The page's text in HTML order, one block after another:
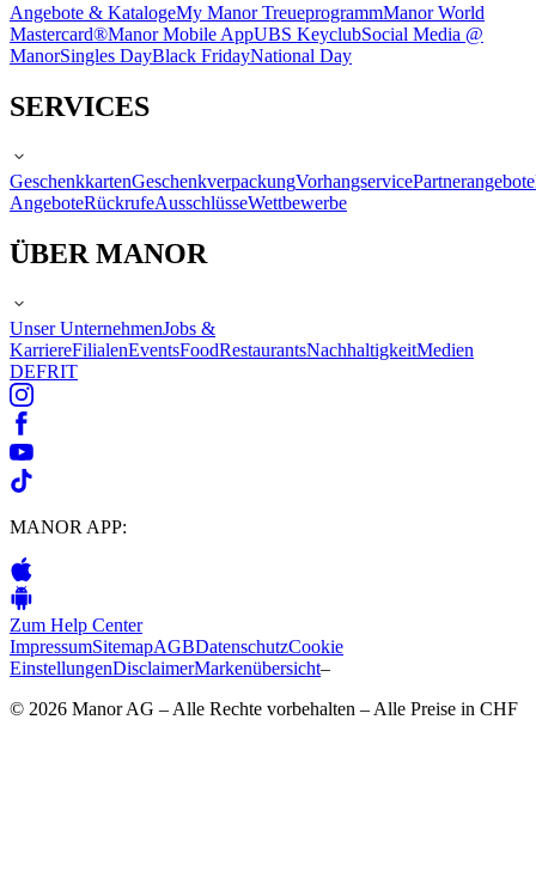
Angebote & KatalogeMy Manor TreueprogrammManor World
Mastercard®Manor Mobile AppUBS KeyclubSocial Media @
ManorSingles DayBlack FridayNational Day
SERVICES
GeschenkkartenGeschenkverpackungVorhangservicePartnerangebote
AngeboteRückrufeAusschlüsseWettbewerbe
ÜBER MANOR
Unser UnternehmenJobs &
KarriereFilialenEventsFoodRestaurantsNachhaltigkeitMedien
DEFRIT
MANOR APP:
Zum Help Center
ImpressumSitemapAGBDatenschutzCookie
EinstellungenDisclaimerMarkenübersicht–
© 2026 Manor AG – Alle Rechte vorbehalten – Alle Preise in CHF